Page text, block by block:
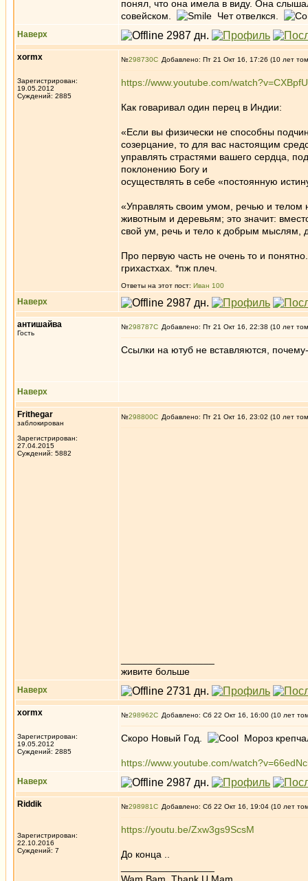
понял, что она имела в виду. Она
совейском.
Чет отвелкся.
Наверх
xormx
Зарегистрирован:
19.05.2012
Суждений: 2885
№298730 Добавлено: Пт 21 Окт 16, 17:26 (10 лет
https://www.youtube.com/
Как говаривал один перец в Индии:
«Если вы физически не способны
созерцание, то для вас настоящим
управлять страстями вашего сердца,
поклонению Богу и
осуществлять в себе «постоянную
«Управлять своим умом, речью и
животным и деревьям; это значит:
свой ум, речь и тело к добрым
Про первую часть не очень то и
грихастхах. *пж плеч.
Ответы на этот пост: Иван 100
Наверх
антишайва
Гость
№298787 Добавлено: Пт 21 Окт 16, 22:38 (10 лет
Ссылки на ютуб не вставляются,
Наверх
Frithegar
заблокирован
Зарегистрирован:
27.04.2015
Суждений: 5882
№298800 Добавлено: Пт 21 Окт 16, 23:02 (10 лет
живите больше
Наверх
xormx
Зарегистрирован:
19.05.2012
Суждений: 2885
№298962 Добавлено: Сб 22 Окт 16, 16:00 (10 лет
Скоро Новый Год. Мороз
https://www.youtube.com/
Наверх
Riddik
Зарегистрирован:
22.10.2016
Суждений: 7
№298981 Добавлено: Сб 22 Окт 16, 19:04 (10 лет
https://youtu.be/Zxw3gs9ScsM
До конца ..